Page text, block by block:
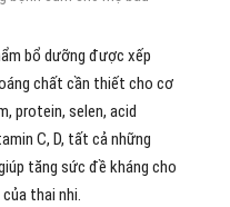
bổ dưỡng được xếp
chất cần thiết cho cơ
protein, selen, acid
C, D, tất cả những
tăng sức đề kháng cho
thai nhi.